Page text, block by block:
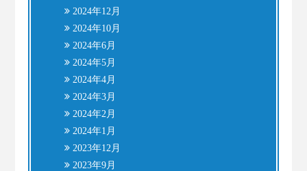
2024年12月
2024年10月
2024年6月
2024年5月
2024年4月
2024年3月
2024年2月
2024年1月
2023年12月
2023年9月